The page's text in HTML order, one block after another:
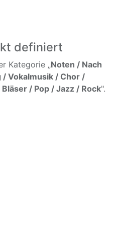
definiert
Kategorie „Noten / Nach
Vokalmusik / Chor /
/ Pop / Jazz / Rock".